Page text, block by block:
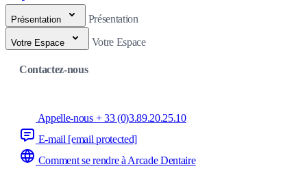
Présentation Présentation
Votre Espace Votre Espace
Contactez-nous
Appelle-nous + 33 (0)3.89.20.25.10
E-mail [email protected]
Comment se rendre à Arcade Dentaire